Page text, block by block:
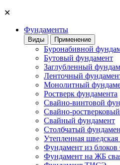
✕
Фундаменты
Виды Применение
Буронабивной
Бутовый фундамент
Заглубленный
Ленточный
Монолитный
Ростверк фундамента
Свайно-винтовой
Свайно-
Свайный фундамент
Столбчатый
Утепленная шведская
Фундамент из
Фундамент на ЖБ